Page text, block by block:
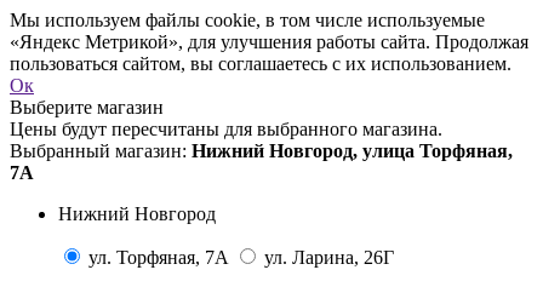
Мы используем файлы cookie, в том числе используемые
«Яндекс Метрикой», для улучшения работы сайта. Продолжая
пользоваться сайтом, вы соглашаетесь с их использованием.
Ок
Выберите магазин
Цены будут пересчитаны для выбранного магазина.
Выбранный магазин: Нижний Новгород, улица Торфяная,
7А
Нижний Новгород
ул. Торфяная, 7А
ул. Ларина, 26Г